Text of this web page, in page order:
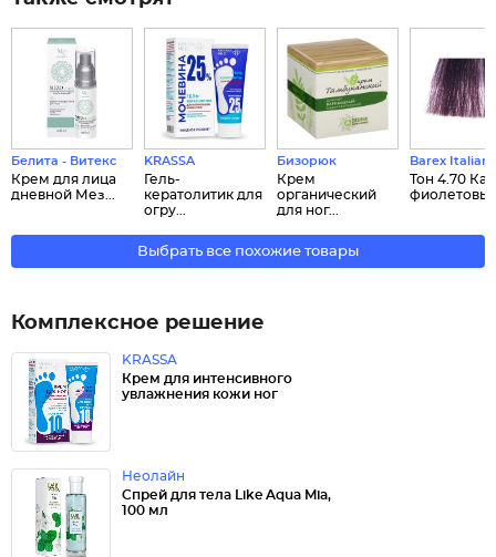
Белита - Витекс
Крем для лица
дневной Мез...
KRASSA
Гель-
кератолитик для
огру...
Бизорюк
Крем
органический
для ног...
Barex
Тон 4.70
Выбрать все похожие товары
Комплексное решение
KRASSA
Крем для интенсивного
увлажнения кожи ног
Неолайн
Спрей для тела Like Aqua Mia,
100 мл